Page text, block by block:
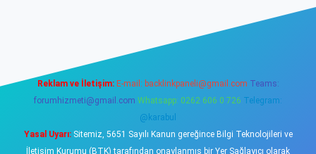
Reklam ve İletişim: E-mail: backlinkpaneli@gmail.com Teams:
forumhizmeti@gmail.com Whatsapp: 0262 606 0 726 Telegram:
@karabul
Yasal Uyarı:Sitemiz, 5651 Sayılı Kanun gereğince Bilgi Teknolojileri ve
İletişim Kurumu (BTK) tarafından onaylanmış bir Yer Sağlayıcı olarak